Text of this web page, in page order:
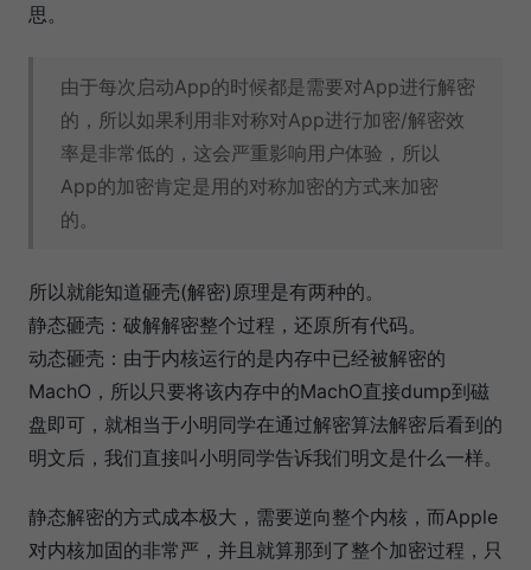
思。
由于每次启动App的时候都是需要对App进行解密
的，所以如果利用非对称对App进行加密/解密效
率是非常低的，这会严重影响用户体验，所以
App的加密肯定是用的对称加密的方式来加密
的。
所以就能知道砸壳(解密)原理是有两种的。
静态砸壳：破解解密整个过程，还原所有代码。
动态砸壳：由于内核运行的是内存中已经被解密的
MachO，所以只要将该内存中的MachO直接dump到磁
盘即可，就相当于小明同学在通过解密算法解密后看到的
明文后，我们直接叫小明同学告诉我们明文是什么一样。
静态解密的方式成本极大，需要逆向整个内核，而Apple
对内核加固的非常严，并且就算那到了整个加密过程，只